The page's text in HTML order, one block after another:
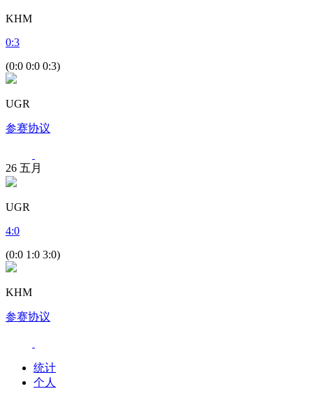
KHM
0:3
(0:0 0:0 0:3)
UGR
参赛协议
26 五月
UGR
4:0
(0:0 1:0 3:0)
KHM
参赛协议
统计
个人